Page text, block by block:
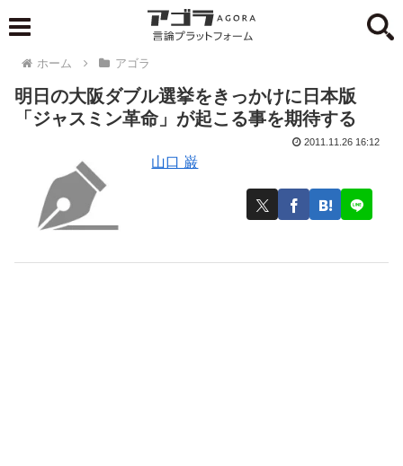
ホーム アゴラ
明日の大阪ダブル選挙をきっかけに日本版
「ジャスミン革命」が起こる事を期待する
山口 巌
2011.11.26 16:12